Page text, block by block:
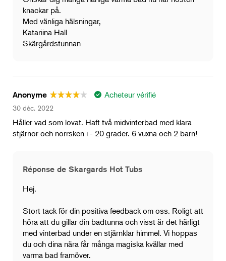
knackar på.
Med vänliga hälsningar,
Katariina Hall
Skärgårdstunnan
Anonyme Acheteur vérifié
30 déc. 2022
Håller vad som lovat. Haft två midvinterbad med klara
stjärnor och norrsken i - 20 grader. 6 vuxna och 2 barn!
Réponse de Skargards Hot Tubs
Hej.
Stort tack för din positiva feedback om oss. Roligt att
höra att du gillar din badtunna och visst är det härligt
med vinterbad under en stjärnklar himmel. Vi hoppas
du och dina nära får många magiska kvällar med
varma bad framöver.